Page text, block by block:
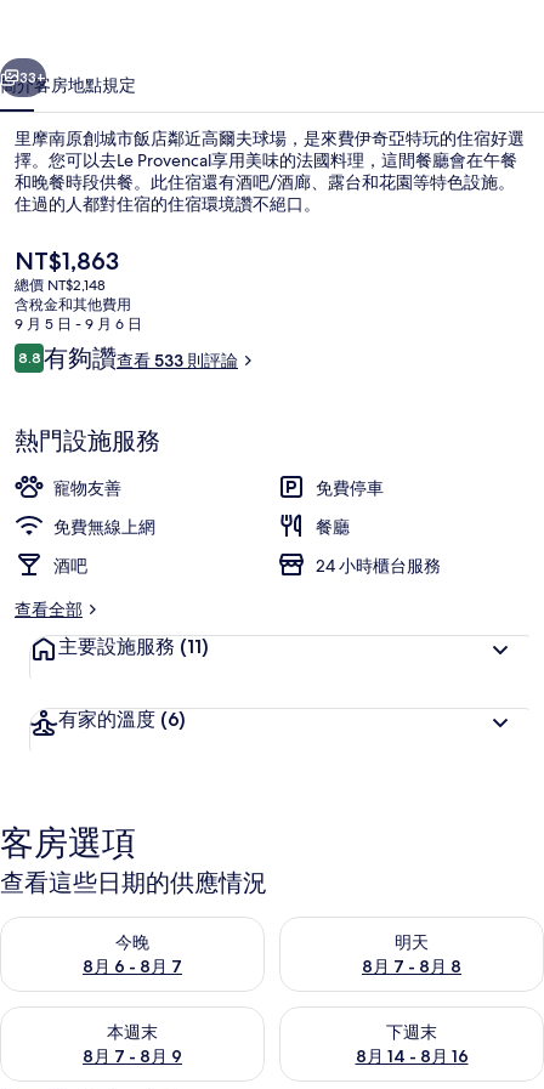
飯
店
的
相
集
個 下一個
33+
簡介客房地點規定
里摩南原創城市飯店鄰近高爾夫球場，是來費伊奇亞特玩的住宿好選
擇。您可以去Le Provencal享用美味的法國料理，這間餐廳會在午餐
和晚餐時段供餐。此住宿還有酒吧/酒廊、露台和花園等特色設施。
住過的人都對住宿的住宿環境讚不絕口。
目
前
的
價
格
是
NT$1,863
總價 NT$2,148
含稅金和其他費用
9 月 5 日 - 9 月 6 日
評
論
8.88.8 分，滿分 10 分，
有夠讚查看 533 則評論
熱門設施服務
寵物友善
免費停車
免費無線上網
餐廳
酒吧
24 小時櫃台服務
查看全部
主要設施服務 (11)
有家的溫度 (6)
客房選項
查看這些日期的供應情況
今晚
8月 6 - 8月 7
查看今晚 (8月 6 - 8月 7) 的供應情況
明天
8月 7 - 8月 8
查看明天 (8月 7 - 8月 8) 的供
本週末
8月 7 - 8月 9
查看本週末 (8月 7 - 8月 9) 的供應情況
下週末
8月 14 - 8月 16
查看下週末 (8月 14 - 8月 16)